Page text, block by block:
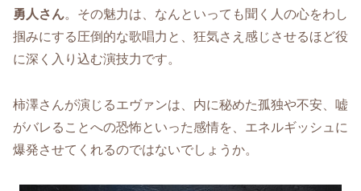
勇人さん。その魅力は、なんといっても聞く人の心をわし
掴みにする圧倒的な歌唱力と、狂気さえ感じさせるほど役
に深く入り込む演技力です。
柿澤さんが演じるエヴァンは、内に秘めた孤独や不安、嘘
がバレることへの恐怖といった感情を、エネルギッシュに
爆発させてくれるのではないでしょうか。